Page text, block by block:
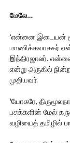
மேலே...
‘என்னை இடையன்
மாணிக்கவாசகர்
இந்திரஜாலர்.
என்று அருகில்
முதியவர்.
'யோகரே,
பசுக்களின் மேல்
வழியைத் தமிழில்